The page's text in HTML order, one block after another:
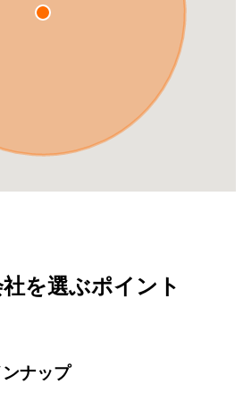
を選ぶポイント
ナップ